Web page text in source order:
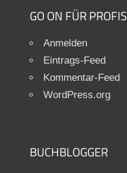
GO ON FÜR PROFIS
Anmelden
Eintrags-Feed
Kommentar-Feed
WordPress.org
BUCHBLOGGER